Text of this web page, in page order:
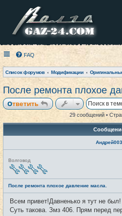
FAQ
Список форумов Модификации
После ремонта плохое
Ответить
29 сообщений •
Андрей003
Н
е
в
т
и
Волговод
После ремонта плохое давление масла.
Всем привет!Давненько я тут не
Суть такова. Змз 406. Прям перед